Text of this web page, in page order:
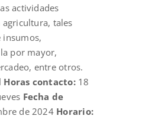
actividades
tales
por mayor,
entre otros.
Horas contacto:18
Fecha de
de 2024 Horario: